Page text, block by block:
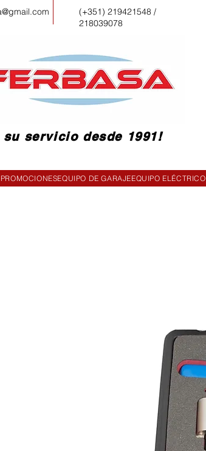
(+351) 219421548 /
218039078
su servicio desde 1991!
PROMOCIONESEQUIPO DE GARAJEEQUIPO ELÉCTRICO